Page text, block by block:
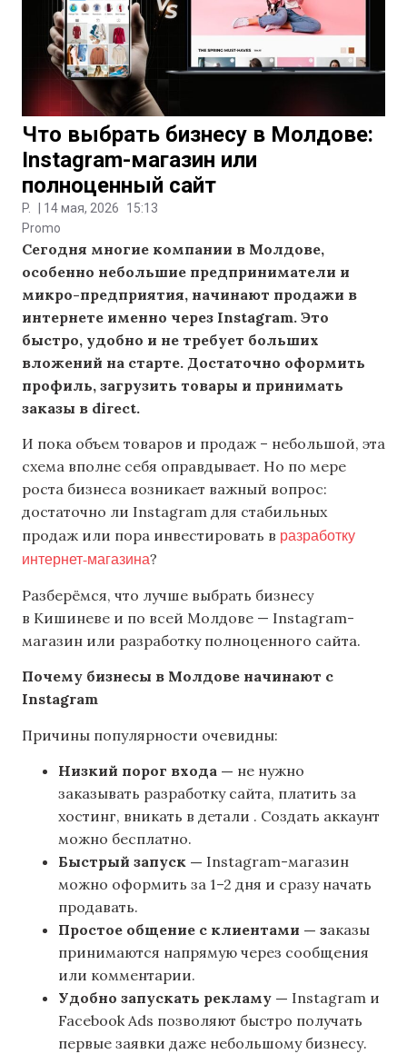
Что выбрать бизнесу в Молдове:
Instagram-магазин или
полноценный сайт
P. 14 мая, 2026
15:13
Promo
Сегодня многие компании в Молдове,
особенно небольшие предприниматели и
микро-предприятия, начинают продажи в
интернете именно через Instagram. Это
быстро, удобно и не требует больших
вложений на старте. Достаточно оформить
профиль, загрузить товары и принимать
заказы в direct.
И пока объем товаров и продаж – небольшой, эта
схема вполне себя оправдывает. Но по мере
роста бизнеса возникает важный вопрос:
достаточно ли Instagram для стабильных
продаж или пора инвестировать в разработку
интернет-магазина?
Разберёмся, что лучше выбрать бизнесу
в Кишиневе и по всей Молдове — Instagram-
магазин или разработку полноценного сайта.
Почему бизнесы в Молдове начинают с
Instagram
Причины популярности очевидны:
Низкий порог входа — не нужно
заказывать разработку сайта, платить за
хостинг, вникать в детали . Создать аккаунт
можно бесплатно.
Быстрый запуск — Instagram-магазин
можно оформить за 1–2 дня и сразу начать
продавать.
Простое общение с клиентами — заказы
принимаются напрямую через сообщения
или комментарии.
Удобно запускать рекламу — Instagram и
Facebook Ads позволяют быстро получать
первые заявки даже небольшому бизнесу.